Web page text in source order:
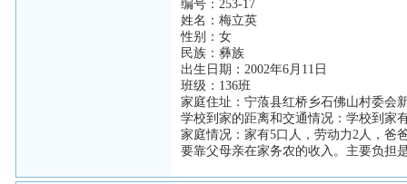
编号：253-17
姓名：梅立英
性别：女
民族：彝族
出生日期：2002年6月11日
班级：136班
家庭住址：宁蒗县红桥乡石佛山村委会
学校到家的距离和交通情况：学校到家
家庭情况：家有5口人，劳动力2人，爸
要靠父母亲在家务农的收入。主要负担